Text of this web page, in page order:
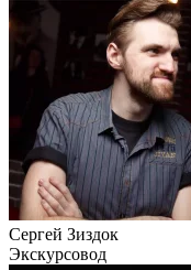
Сергей Зиздок
Экскурсовод